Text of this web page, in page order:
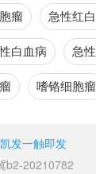
瘤 急性红
白血病 急
嗜铬细胞瘤
发一触即发
b2-20210782